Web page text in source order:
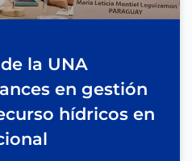
la UNA
en gestión
hídricos en